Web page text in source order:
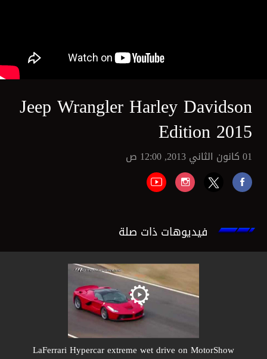
Jeep Wrangler Harley Davidson
Edition 2015
01 كانون الثاني 2013, 12:00 ص
فيديوهات ذات صلة
LaFerrari Hypercar extreme wet drive on MotorShow